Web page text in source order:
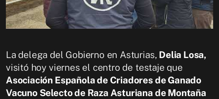
La delega del Gobierno en Asturias, Delia Losa,
visitó hoy viernes el centro de testaje que
Asociación Española de Criadores de Ganado
Vacuno Selecto de Raza Asturiana de Montaña